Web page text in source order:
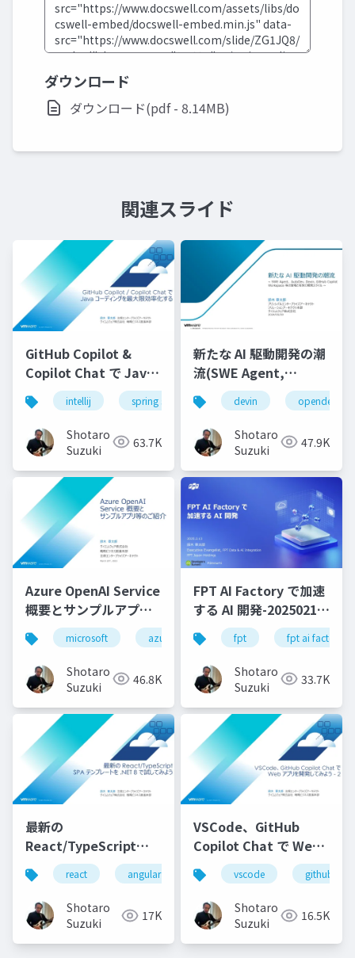
ダウンロード
ダウンロード(pdf - 8.14MB)
関連スライド
GitHub Copilot &
Copilot Chat で Java
コーディングを最大限
効率化する-配布用
intellij spring starter github github
Shotaro
Suzuki
63.7K
新たな AI 駆動開発の潮
流(SWE Agent,
AutoDev,Devin,
GitHub Copilot
Workspace等)
devin opendevin
Shotaro
Suzuki
47.9K
Azure OpenAI Service
概要とサンプルアプリ
等のご紹介
microsoft azure openai .net
Shotaro
Suzuki
46.8K
FPT AI Factory で加速
する AI 開発-20250213-
公開版fpt fpt ai factory
Shotaro
Suzuki
33.7K
最新の
React/TypeScript
SPA テンプレートを
.NET 8 で試してみよう
react angular vue node.js vite
Shotaro
Suzuki
17K
VSCode、GitHub
Copilot Chat で Web
アプリを開発してみよ
う - 2
vscode github
Shotaro
Suzuki
16.5K